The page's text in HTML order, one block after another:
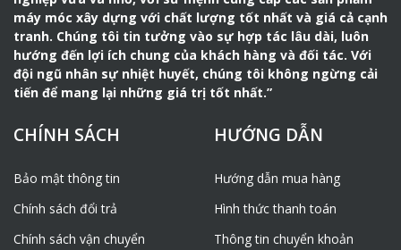
– Công suất làm việc lớn, ổn định, tiết kiệm tối đa mức
nhiên liệu tiêu thụ.
– Máy có khả năng nén chặt lớp đất đá trên bề mặt
tương tự như xe lu. Máy phát huy hiệu quả cao vì có thể
đầm đất tại những vị trí có diện tích nhỏ. Nơi mà
lu không thể tới được hoặc những mặt nghiêng khiến xe
lu dễ bị lật.
như mương thủy lợi, đường ống nước chân cột điện,.. và
các nền móng khác.
máy móc xây dựng với chất lượng tốt nhất và giá cả cạnh
tranh. Chúng tôi tin tưởng vào sự hợp tác lâu dài, luôn
hướng đến lợi ích chung của khách hàng và đối tác. Với
đội ngũ nhân sự nhiệt huyết, chúng tôi không ngừng cải
tiến để mang lại những giá trị tốt nhất.”
CHÍNH SÁCH
Bảo mật thông tin
Chính sách đổi trả
Chính sách vận chuyển
HƯỚNG DẪN
Hướng dẫn mua hàng
Hình thức thanh toán
Thông tin chuyển khoản